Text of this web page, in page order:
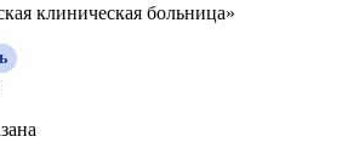
клиническая больница»